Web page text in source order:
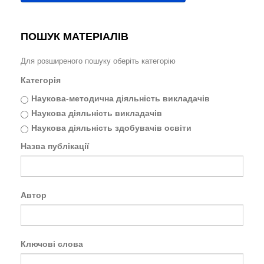
ПОШУК МАТЕРІАЛІВ
Для розширеного пошуку оберіть категорію
Категорія
Наукова-методична діяльність викладачів
Наукова діяльність викладачів
Наукова діяльність здобувачів освіти
Назва публікації
Автор
Ключові слова